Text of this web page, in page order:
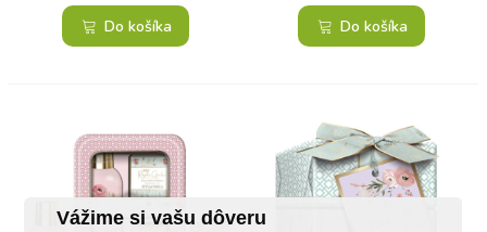
Vážime si vašu dôveru
Do košíka Do košíka